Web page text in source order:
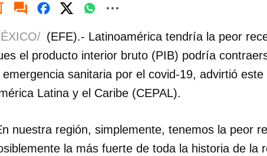
(EFE).- Latinoamérica tendría la peor
el producto interior bruto (PIB) podría
emergencia sanitaria por el covid-19, advirtió
Latina y el Caribe (CEPAL).
nuestra región, simplemente, tenemos la peor
la más fuerte de toda la historia de la